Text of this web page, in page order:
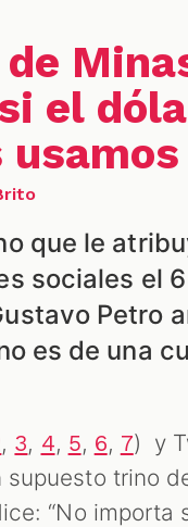
el
que le
sociales el
Petro
es de una
, 3, 4, 5, 6, 7) y
trino
“No